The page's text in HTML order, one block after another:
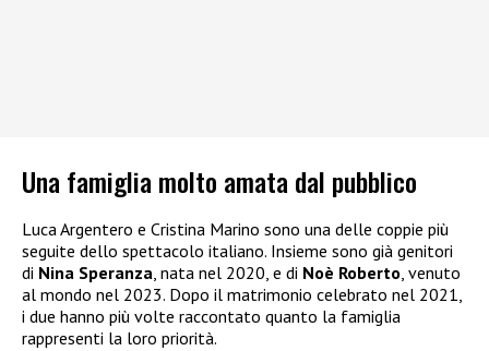
Una famiglia molto amata dal pubblico
Luca Argentero e Cristina Marino sono una delle coppie più
seguite dello spettacolo italiano. Insieme sono già genitori
di Nina Speranza, nata nel 2020, e di Noè Roberto, venuto
al mondo nel 2023. Dopo il matrimonio celebrato nel 2021,
i due hanno più volte raccontato quanto la famiglia
rappresenti la loro priorità.